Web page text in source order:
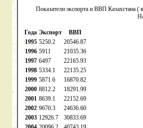
Показатели экспорта и ВВП Казахстана
Года Экспорт
ВВП
1995 5250.2
20546.87
1996 5911
21035.36
1997 6497
22165.93
1998 5334.1
22135.25
1999 5871.6
16870.82
2000 8812.2
18291.99
2001 8639.1
22152.69
2002 9670.3
24636.60
2003 12926.7
30833.69